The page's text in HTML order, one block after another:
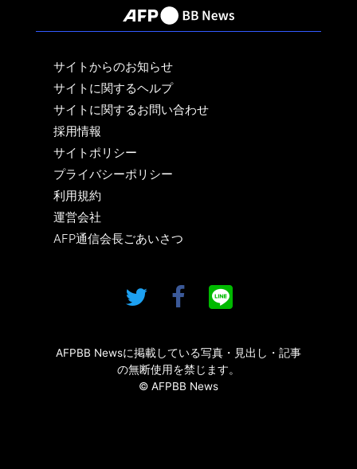
サイトからのお知らせ
サイトに関するヘルプ
サイトに関するお問い合わせ
採用情報
サイトポリシー
プライバシーポリシー
利用規約
運営会社
AFP通信会長ごあいさつ
AFPBB Newsに掲載している写真・見出し・記事
の無断使用を禁じます。
© AFPBB News